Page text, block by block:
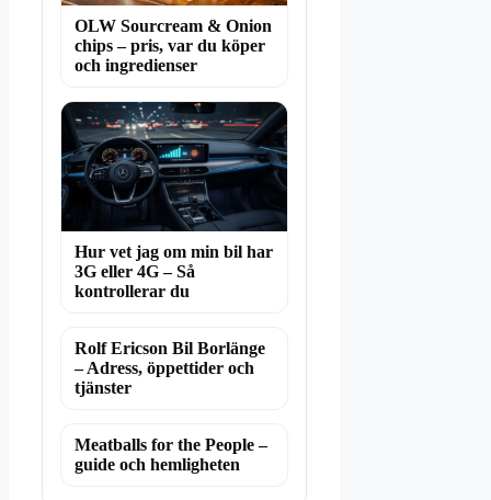
OLW Sourcream & Onion
chips – pris, var du köper
och ingredienser
Hur vet jag om min bil har
3G eller 4G – Så
kontrollerar du
Rolf Ericson Bil Borlänge
– Adress, öppettider och
tjänster
Meatballs for the People –
guide och hemligheten